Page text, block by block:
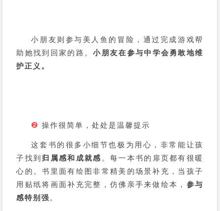
小朋友则参与美人鱼的冒险，通过完成游戏帮
助她找到回家的路。小朋友在参与中学会勇敢地维
护正义。
❷操作很简单，处处是温馨提示
这套书的很多小细节也极为用心，非常能让孩
子找到 归属感和成就感 。每一本书的扉页都有很暖
心的。书里面有绘图非常精美的场景补充，当孩子
用贴纸将画面补充完整，仿佛亲手来做绘本， 参与
感特别强 。